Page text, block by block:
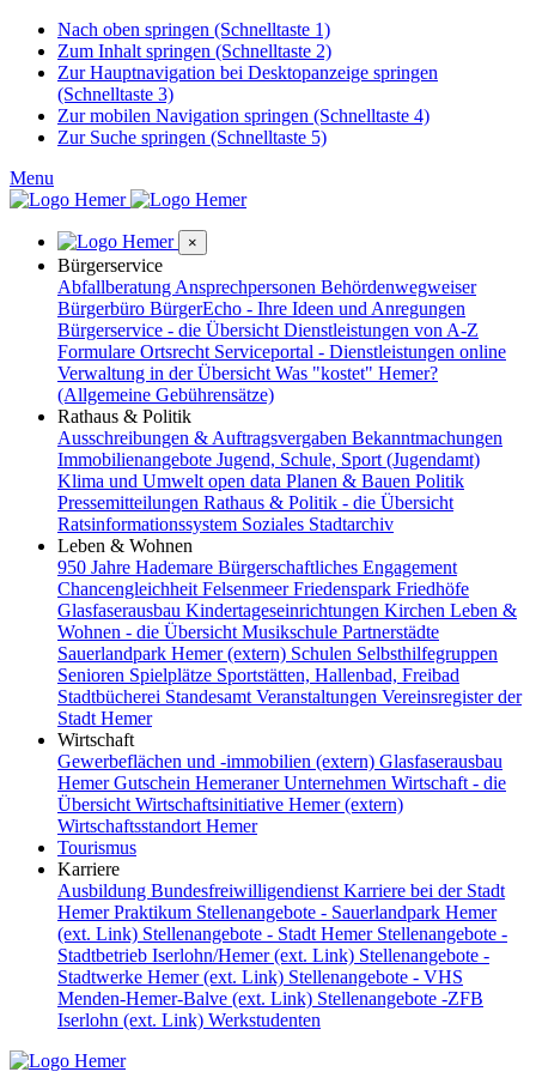
Nach oben springen (Schnelltaste 1)
Zum Inhalt springen (Schnelltaste 2)
Zur Hauptnavigation bei Desktopanzeige springen
(Schnelltaste 3)
Zur mobilen Navigation springen (Schnelltaste 4)
Zur Suche springen (Schnelltaste 5)
Menu
×
Bürgerservice
Abfallberatung Ansprechpersonen Behördenwegweiser
Bürgerbüro BürgerEcho - Ihre Ideen und Anregungen
Bürgerservice - die Übersicht Dienstleistungen von A-Z
Formulare Ortsrecht Serviceportal - Dienstleistungen online
Verwaltung in der Übersicht Was "kostet" Hemer?
(Allgemeine Gebührensätze)
Rathaus & Politik
Ausschreibungen & Auftragsvergaben Bekanntmachungen
Immobilienangebote Jugend, Schule, Sport (Jugendamt)
Klima und Umwelt open data Planen & Bauen Politik
Pressemitteilungen Rathaus & Politik - die Übersicht
Ratsinformationssystem Soziales Stadtarchiv
Leben & Wohnen
950 Jahre Hademare Bürgerschaftliches Engagement
Chancengleichheit FelsenmeerFriedenspark Friedhöfe
Glasfaserausbau Kindertageseinrichtungen Kirchen Leben &
Wohnen - die Übersicht Musikschule Partnerstädte
Sauerlandpark Hemer (extern) Schulen Selbsthilfegruppen
Senioren Spielplätze Sportstätten, Hallenbad, Freibad
Stadtbücherei Standesamt Veranstaltungen Vereinsregister der
Stadt Hemer
Wirtschaft
Gewerbeflächen und -immobilien (extern) Glasfaserausbau
Hemer Gutschein Hemeraner Unternehmen Wirtschaft - die
Übersicht Wirtschaftsinitiative Hemer (extern)
Wirtschaftsstandort Hemer
Tourismus
Karriere
Ausbildung Bundesfreiwilligendienst Karriere bei der Stadt
HemerPraktikum Stellenangebote - Sauerlandpark Hemer
(ext. Link) Stellenangebote - Stadt Hemer Stellenangebote -
Stadtbetrieb Iserlohn/Hemer (ext. Link) Stellenangebote -
Stadtwerke Hemer (ext. Link) Stellenangebote - VHS
Menden-Hemer-Balve (ext. Link) Stellenangebote -ZFB
Iserlohn (ext. Link) Werkstudenten